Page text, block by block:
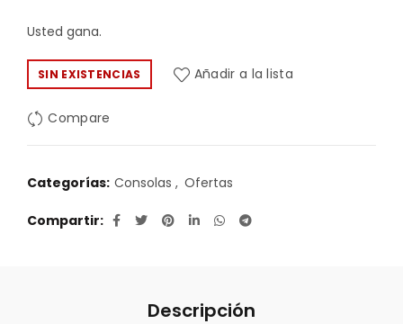
Usted gana.
SIN EXISTENCIAS Añadir a la lista
Compare
Categorías: Consolas , Ofertas
Compartir
Descripción